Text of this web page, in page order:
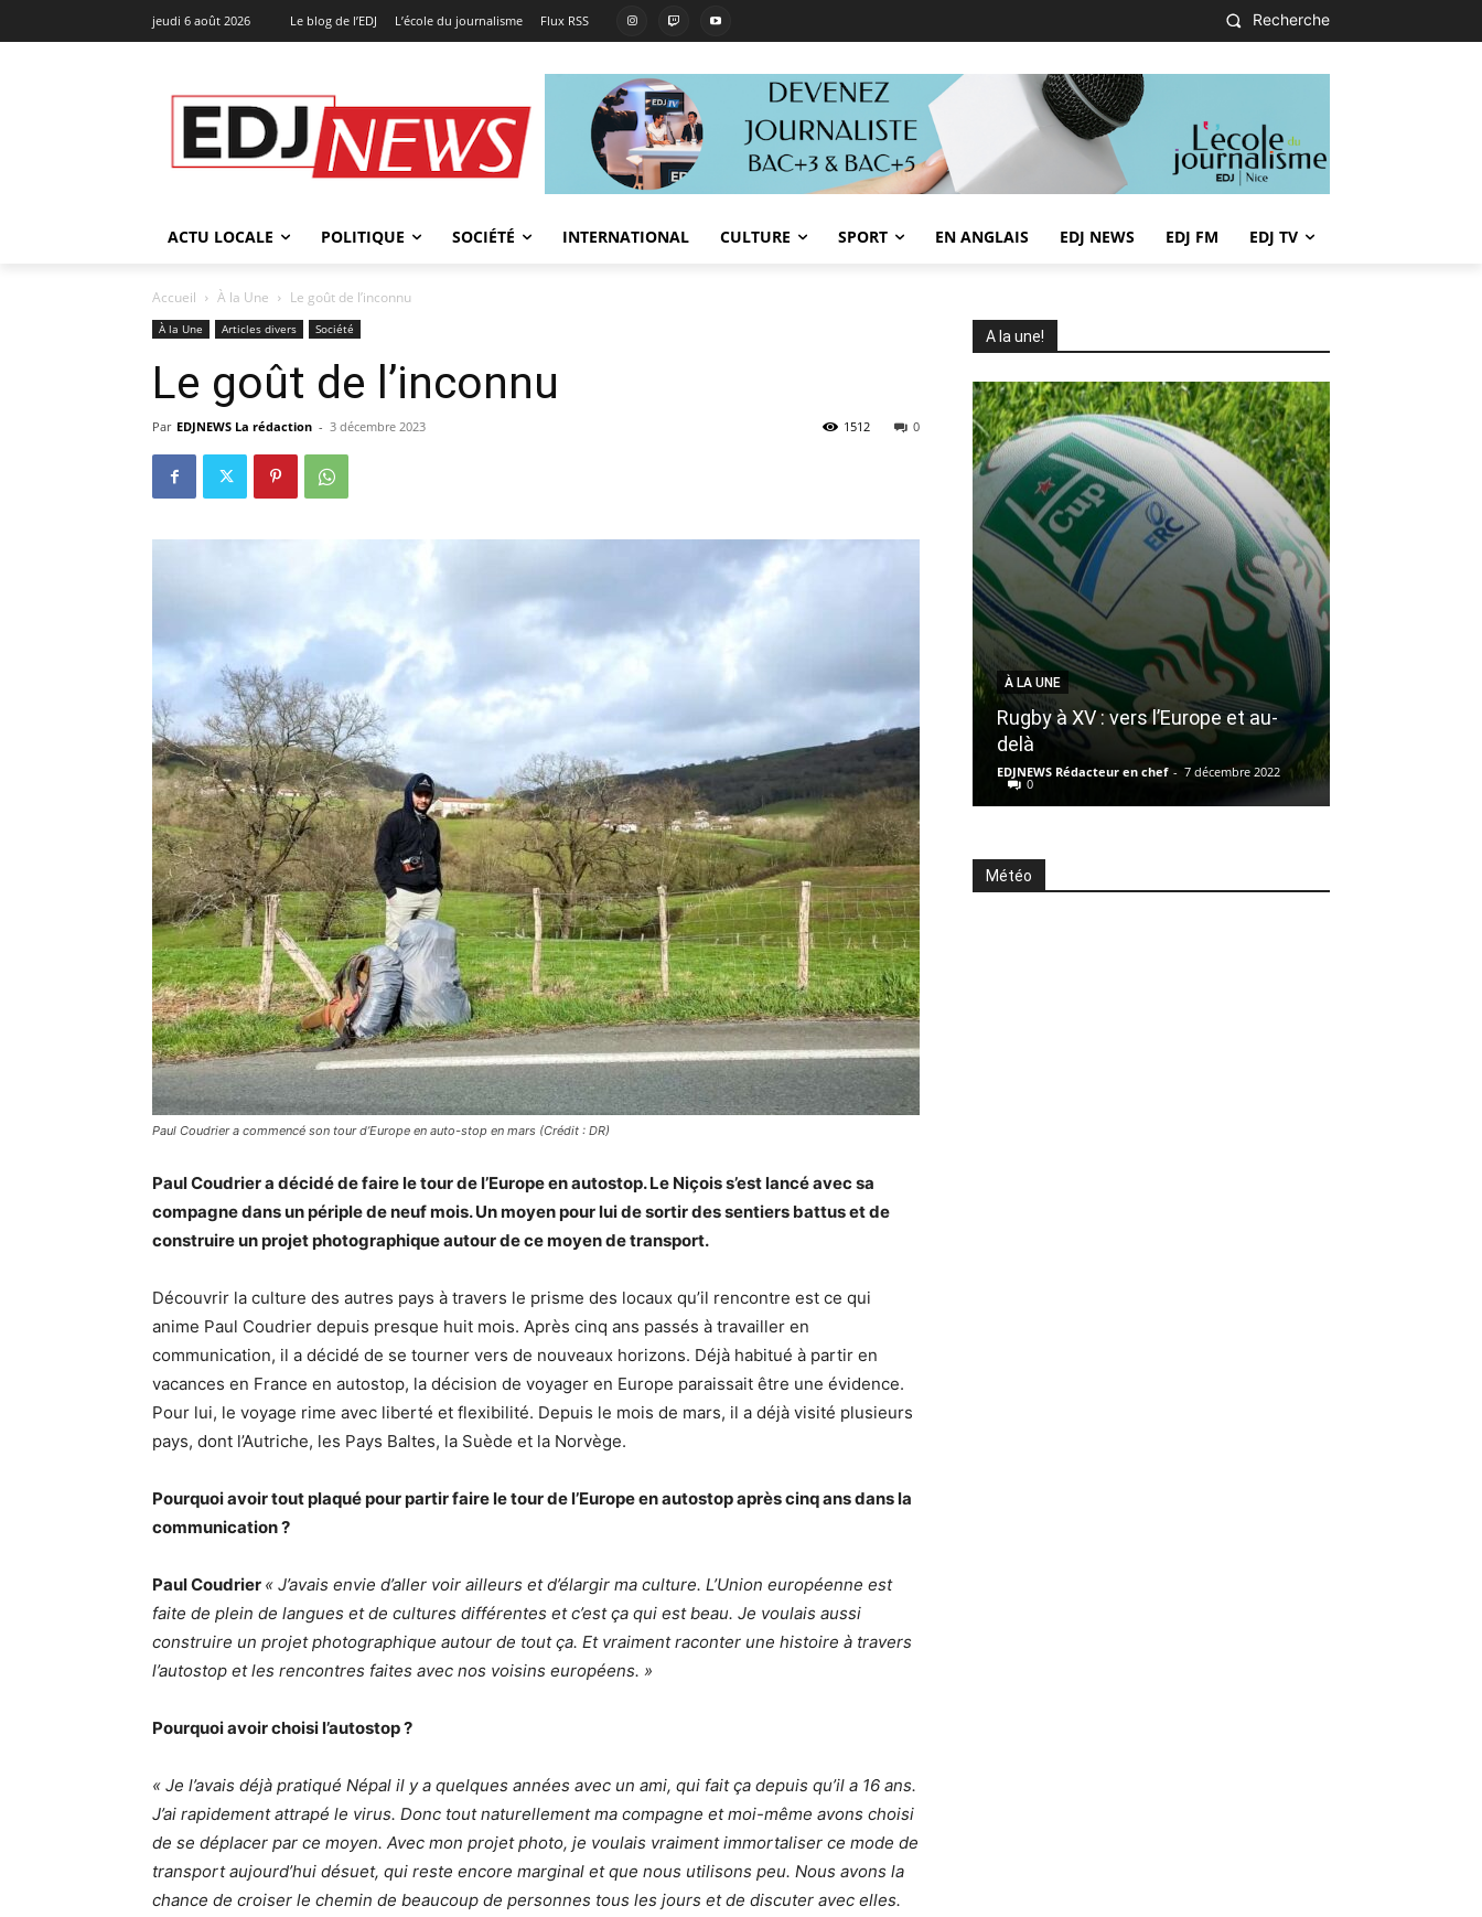
jeudi 6 août 2026 Le blog de l’EDJ L’école du journalisme Flux RSS Recherche
ACTU LOCALE POLITIQUE SOCIÉTÉ INTERNATIONAL CULTURE SPORT EN ANGLAIS EDJ NEWS EDJ FM EDJ TV
Accueil À la Une Le goût de l’inconnu
À la Une Articles divers Société
Le goût de l’inconnu
Par EDJNEWS La rédaction - 3 décembre 2023 0
1512
Paul Coudrier a commencé son tour d’Europe en auto-stop en mars (Crédit : DR)
Paul Coudrier a décidé de faire le tour de l’Europe en autostop. Le Niçois s’est lancé avec sa
compagne dans un périple de neuf mois. Un moyen pour lui de sortir des sentiers battus et de
construire un projet photographique autour de ce moyen de transport.
Découvrir la culture des autres pays à travers le prisme des locaux qu’il rencontre est ce qui
anime Paul Coudrier depuis presque huit mois. Après cinq ans passés à travailler en
communication, il a décidé de se tourner vers de nouveaux horizons. Déjà habitué à partir en
vacances en France en autostop, la décision de voyager en Europe paraissait être une évidence.
Pour lui, le voyage rime avec liberté et flexibilité. Depuis le mois de mars, il a déjà visité plusieurs
pays, dont l’Autriche, les Pays Baltes, la Suède et la Norvège.
Pourquoi avoir tout plaqué pour partir faire le tour de l’Europe en autostop après cinq ans dans la
communication ?
Paul Coudrier « J’avais envie d’aller voir ailleurs et d’élargir ma culture. L’Union européenne est
faite de plein de langues et de cultures différentes et c’est ça qui est beau. Je voulais aussi
construire un projet photographique autour de tout ça. Et vraiment raconter une histoire à travers
l’autostop et les rencontres faites avec nos voisins européens. »
Pourquoi avoir choisi l’autostop ?
« Je l’avais déjà pratiqué Népal il y a quelques années avec un ami, qui fait ça depuis qu’il a 16 ans.
J’ai rapidement attrapé le virus. Donc tout naturellement ma compagne et moi-même avons choisi
de se déplacer par ce moyen. Avec mon projet photo, je voulais vraiment immortaliser ce mode de
transport aujourd’hui désuet, qui reste encore marginal et que nous utilisons peu. Nous avons la
chance de croiser le chemin de beaucoup de personnes tous les jours et de discuter avec elles.
A la une!
À LA UNE
Rugby à XV : vers l’Europe et au-
delà
EDJNEWS Rédacteur en chef - 7 décembre 2022
0
Météo